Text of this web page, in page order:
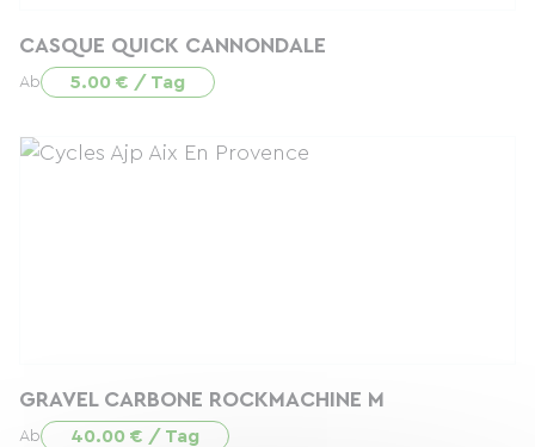
CASQUE QUICK CANNONDALE
Ab 5.00 € / Tag
GRAVEL CARBONE ROCKMACHINE M
Ab 40.00 € / Tag